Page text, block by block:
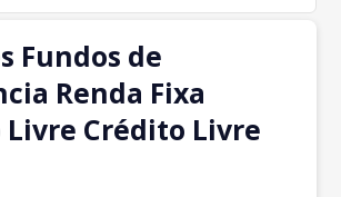
Fundos de
Renda Fixa
Livre Crédito Livre